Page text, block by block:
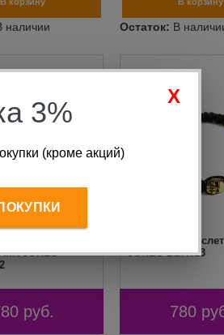
JONES
руб.
Плетеный
JONES BBK013
780
3%
(кроме акций)